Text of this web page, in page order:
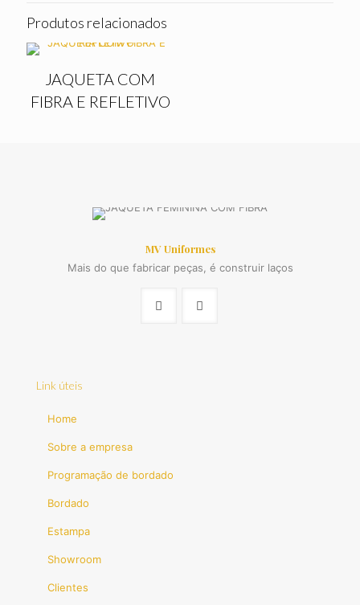
Produtos relacionados
JAQUETA COM
FIBRA E REFLETIVO
MV Uniformes
Mais do que fabricar peças, é construir laços
Link úteis
Home
Sobre a empresa
Programação de bordado
Bordado
Estampa
Showroom
Clientes